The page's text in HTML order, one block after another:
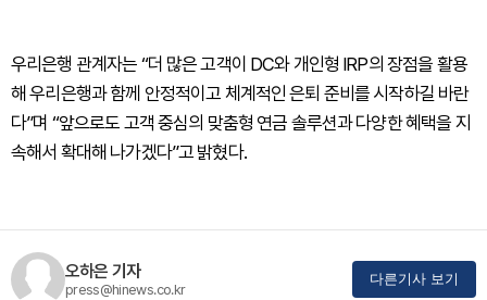
우리은행 관계자는 “더 많은 고객이 DC와 개인형 IRP의 장점을 활용
해 우리은행과 함께 안정적이고 체계적인 은퇴 준비를 시작하길 바란
다”며 “앞으로도 고객 중심의 맞춤형 연금 솔루션과 다양한 혜택을 지
속해서 확대해 나가겠다”고 밝혔다.
오하은 기자
press@hinews.co.kr
다른기사 보기